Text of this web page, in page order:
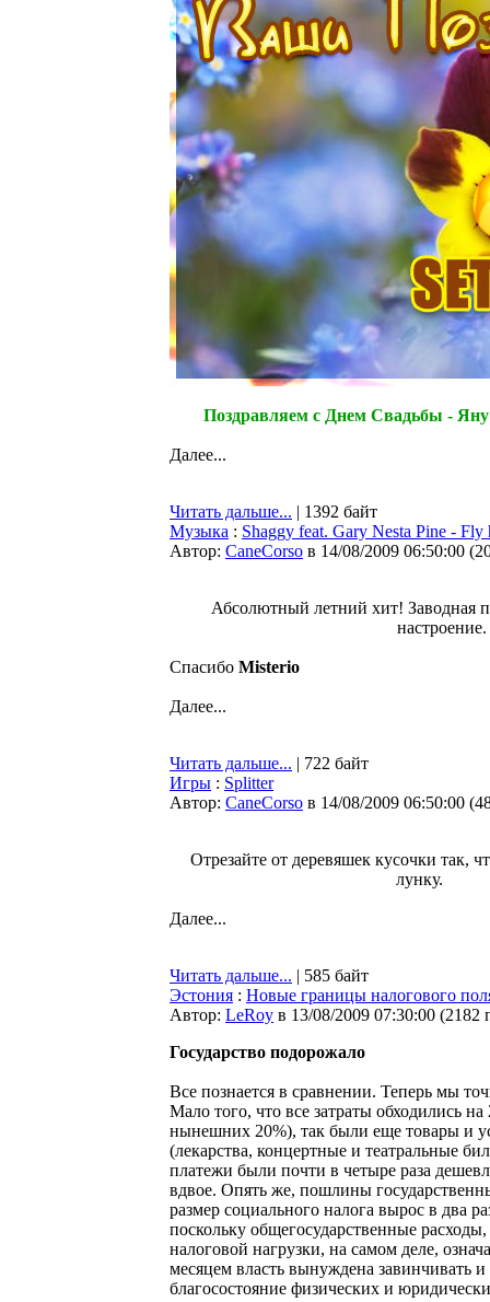
Поздравляем с Днем Свадьбы -
Далее...
Читать дальше... | 1392 байт
Музыка : Shaggy feat. Gary Nesta Pine - Fly
Автор: CaneCorso в 14/08/2009 06:50:00 (
Абсолютный летний хит! Заводная
настроение.
Спасибо Misterio
Далее...
Читать дальше... | 722 байт
Игры : Splitter
Автор: CaneCorso в 14/08/2009 06:50:00 (
Отрезайте от деревяшек кусочки так,
лунку.
Далее...
Читать дальше... | 585 байт
Эстония : Новые границы налогового
Автор: LeRoy в 13/08/2009 07:30:00 (2182
Государство подорожало
Все познается в сравнении. Теперь мы
Мало того, что все затраты обходились
нынешних 20%), так были еще товары и
(лекарства, концертные и театральные
платежи были почти в четыре раза
вдвое. Опять же, пошлины
размер социального налога вырос в два
поскольку общегосударственные
налоговой нагрузки, на самом деле,
месяцем власть вынуждена завинчивать
благосостояние физических и